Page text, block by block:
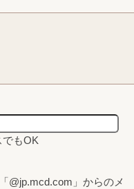
もOK
@jp.mcd.com」からのメ